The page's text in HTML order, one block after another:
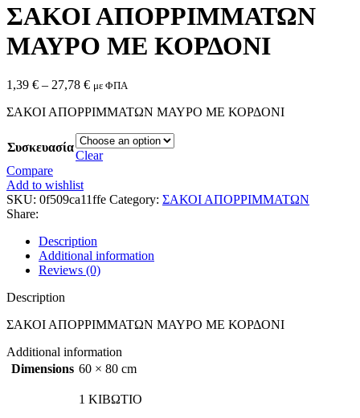
ΣΑΚΟΙ ΑΠΟΡΡΙΜΜΑΤΩΝ
ΜΑΥΡΟ ΜΕ ΚΟΡΔΟΝΙ
1,39 € – 27,78 € με ΦΠΑ
ΣΑΚΟΙ ΑΠΟΡΡΙΜΜΑΤΩΝ ΜΑΥΡΟ ΜΕ ΚΟΡΔΟΝΙ
Συσκευασία
Clear
Compare
Add to wishlist
SKU: 0f509ca11ffe Category: ΣΑΚΟΙ ΑΠΟΡΡΙΜΜΑΤΩΝ
Share:
Description
Additional information
Reviews (0)
Description
ΣΑΚΟΙ ΑΠΟΡΡΙΜΜΑΤΩΝ ΜΑΥΡΟ ΜΕ ΚΟΡΔΟΝΙ
Additional information
Dimensions 60 × 80 cm
1 ΚΙΒΩΤΙΟ